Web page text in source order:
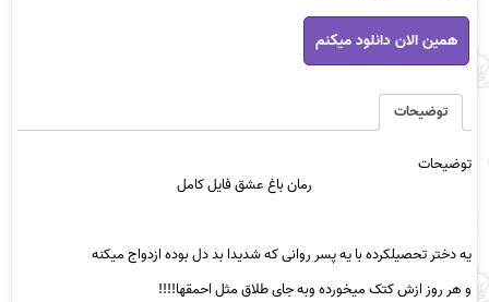
بود.
است.
رمان
باغ
عشق
کامل
عدد
همین الان دانلود میکنم
توضیحات
توضیحات
رمانباغ عشقفایلکامل
یه دختر تحصیلکرده با یه پسر روانی که شدیدا بد دل بوده ازدواج میکنه
و هر روز ازش کتک میخورده وبه جای طلاق مثل احمقها!!!!